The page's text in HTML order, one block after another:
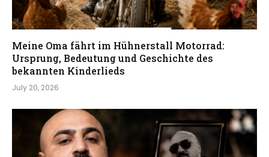
Meine Oma fährt im Hühnerstall Motorrad:
Ursprung, Bedeutung und Geschichte des
bekannten Kinderlieds
July 20, 2026